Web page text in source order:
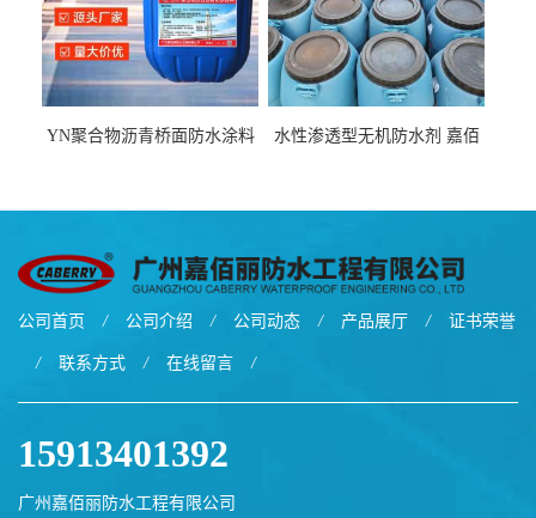
YN聚合物沥青桥面防水涂料
水性渗透型无机防水剂 嘉佰
公司首页 / 公司介绍 / 公司动态 / 产品展厅 / 证书荣誉
/ 联系方式 / 在线留言 /
15913401392
广州嘉佰丽防水工程有限公司